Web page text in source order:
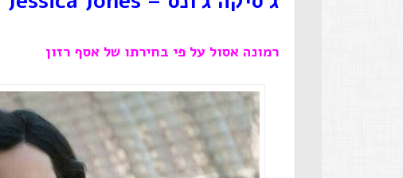
רמונה אסול על פי בחירתו של אסף רזון